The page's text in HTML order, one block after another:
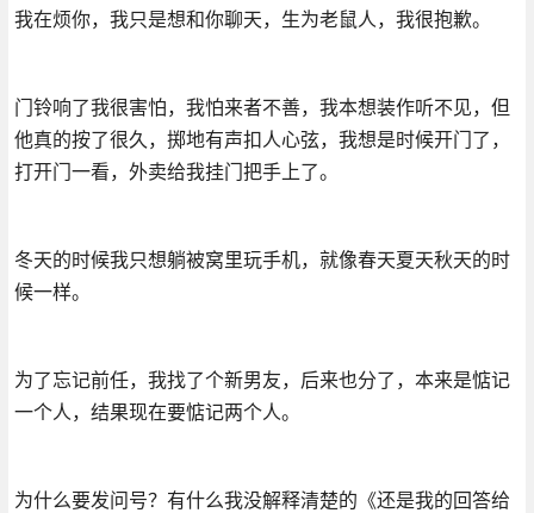
我在烦你，我只是想和你聊天，生为老鼠人，我很抱歉。
门铃响了我很害怕，我怕来者不善，我本想装作听不见，但
他真的按了很久，掷地有声扣人心弦，我想是时候开门了，
打开门一看，外卖给我挂门把手上了。
冬天的时候我只想躺被窝里玩手机，就像春天夏天秋天的时
候一样。
为了忘记前任，我找了个新男友，后来也分了，本来是惦记
一个人，结果现在要惦记两个人。
为什么要发问号？有什么我没解释清楚的《还是我的回答给